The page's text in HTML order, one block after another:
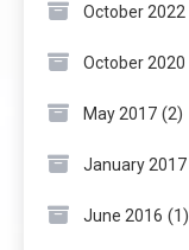
October 2022
October 2020
May 2017 (2)
January 2017
June 2016 (1)